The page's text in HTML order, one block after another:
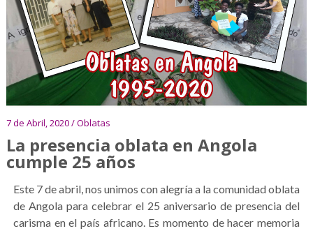
7 de Abril, 2020 / Oblatas
La presencia oblata en Angola
cumple 25 años
Este 7 de abril, nos unimos con alegría a la comunidad oblata
de Angola para celebrar el 25 aniversario de presencia del
carisma en el país africano. Es momento de hacer memoria